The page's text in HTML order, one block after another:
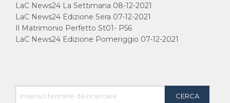
LaC News24 La Settimana 08-12-2021
LaC News24 Edizione Sera 07-12-2021
Il Matrimonio Perfetto St01- P56
LaC News24 Edizione Pomeriggio 07-12-2021
Privacy Policy Cookie Policy
Network LaC